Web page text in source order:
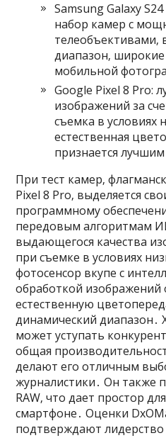
Samsung Galaxy
набор камер с
телеобъективами‚
диапазон‚
мобильной
Google Pixel 8 Pro:
изображений за
съемка в условиях
естественная
признается
При тест камер‚
Pixel 8 Pro‚ выделяется
программному
передовым алгоритмам
выдающегося качества
при съемке в условиях
фотосенсор вкупе с
обработкой изображений
естественную
динамический диапазон․
может уступать
общая
делают его отличным
журналистики․ Он также
RAW‚ что дает простор
смартфоне․ Оценки
подтверждают лидерство